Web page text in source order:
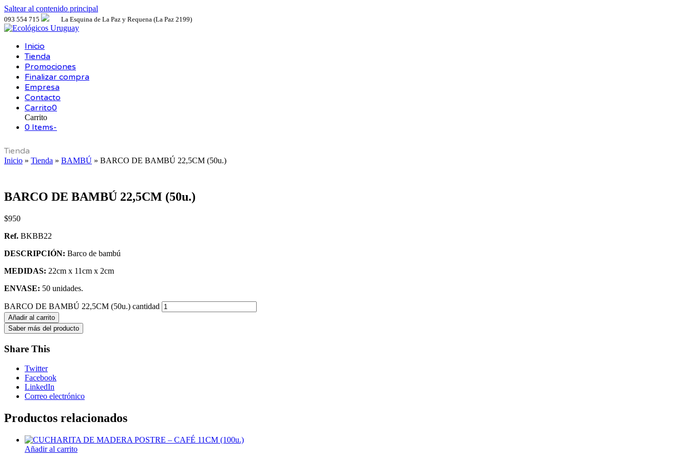
Saltear al contenido principal
093 554 715 La Esquina de La Paz y Requena (La Paz 2199)
Inicio
Tienda
Promociones
Finalizar compra
Empresa
Contacto
Carrito0
Carrito
0 Items-
Tienda
Inicio » Tienda » BAMBÚ » BARCO DE BAMBÚ 22,5CM (50u.)
BARCO DE BAMBÚ 22,5CM (50u.)
$950
Ref. BKBB22
DESCRIPCIÓN: Barco de bambú
MEDIDAS: 22cm x 11cm x 2cm
ENVASE: 50 unidades.
BARCO DE BAMBÚ 22,5CM (50u.) cantidad
Añadir al carrito
Share This
Twitter
Facebook
LinkedIn
Correo electrónico
Productos relacionados
Añadir al carrito